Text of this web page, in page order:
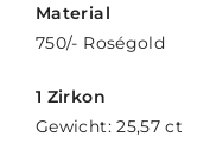
Material
750/- Roségold
1 Zirkon
Gewicht: 25,57 ct